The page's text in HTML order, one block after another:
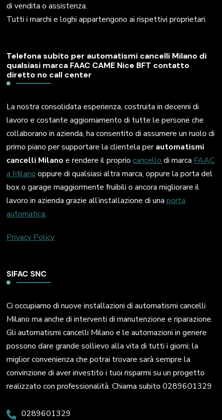
di vendita o assistenza.
Tutti i marchi e loghi appartengono ai rispettivi proprietari.
Telefona subito per automatismi cancelli Milano di
qualsiasi marca FAAC CAME Nice BFT contatto
diretto no call center
La nostra consolidata esperienza, costruita in decenni di
lavoro e costante aggiornamento di tutte le persone che
collaborano in azienda, ha consentito di assumere un ruolo di
primo piano per supportare la clientela perautomatismi
cancelli Milano e rendere il propriocancello di marca FAAC
a Milano oppure di qualsiasi altra marca, oppure la porta del
box o garage maggiormente fruibili o ancora migliorare il
lavoro in azienda grazie all’installazione di unaporta
automatica.
Privacy Policy
SIFAC SNC
Ci occupiamo di nuove installazioni di automatismi cancelli
Milano ma anche di interventi di manutenzione e riparazione.
Gli automatismi cancelli Milano e le automazioni in genere
possono dare grande sollievo alla vita di tutti i giorni; la
miglior convenienza che potrai trovare sarà sempre la
convinzione di aver investito i tuoi risparmi su un progetto
realizzato con professionalità. Chiama subito 0289601329
0289601329